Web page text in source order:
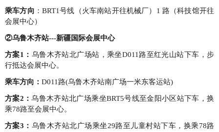
乘车方向 ：BRT1号线（火车南站开往机械厂）1 路（科技馆开往
会展中心）
②乌鲁木齐站---新疆国际会展中心
方案1： 乌鲁木齐站北广场站，乘坐D011路至红光山站下车，步
行抵达会展中心。
乘车方向： D011路(乌鲁木齐站南广场一米东客运站)
方案2：乌鲁木齐站北广场乘坐BRT5号线至金阳小区站下车，换
乘78路至会展中心。
方案3： 乌鲁木齐站北广场乘坐29路至儿童村站下车，换乘78路